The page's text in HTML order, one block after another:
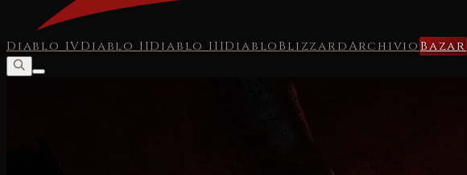
Diablo IVDiablo IIDiablo IIIDiabloBlizzardArchivioBazar